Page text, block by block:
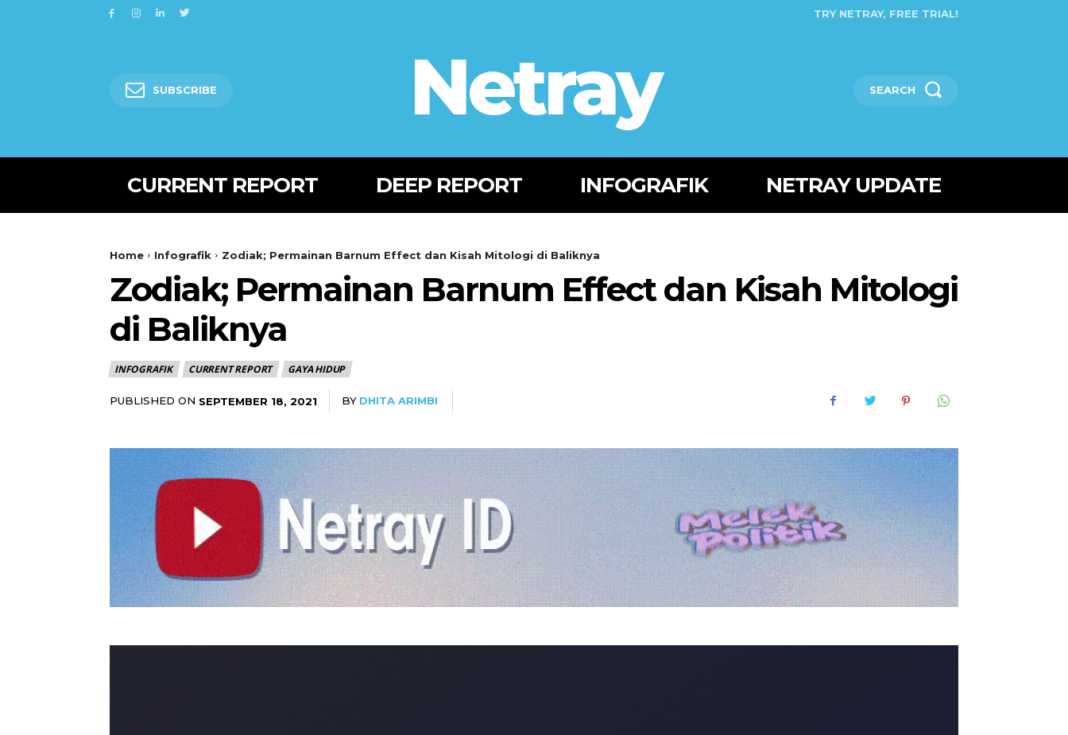
TRY NETRAY, FREE TRIAL!
SUBSCRIBE Netray SEARCH
CURRENT REPORT DEEP REPORT INFOGRAFIK NETRAY UPDATE
Home Infografik Zodiak; Permainan Barnum Effect dan Kisah Mitologi di Baliknya
Zodiak; Permainan Barnum Effect dan Kisah Mitologi
di Baliknya
INFOGRAFIK CURRENT REPORT GAYA HIDUP
PUBLISHED ON SEPTEMBER 18, 2021 BY DHITA ARIMBI